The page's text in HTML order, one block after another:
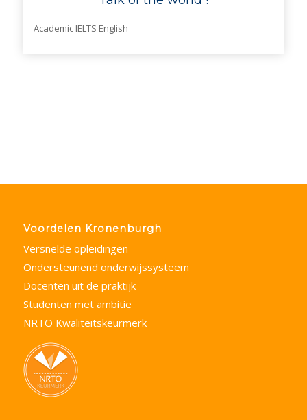
Academic IELTS English
Voordelen Kronenburgh
Versnelde opleidingen
Ondersteunend onderwijssysteem
Docenten uit de praktijk
Studenten met ambitie
NRTO Kwaliteitskeurmerk